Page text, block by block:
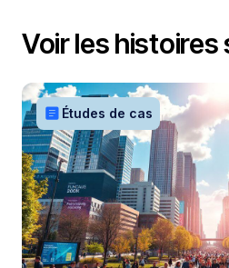
Voir les histoires
article Études de cas